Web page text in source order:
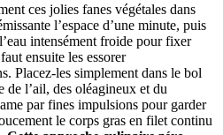
ces jolies fanes végétales dans
l’espace d’une minute, puis
intensément froide pour fixer
ensuite les essorer
Placez-les simplement dans le bol
l’ail, des oléagineux et du
par fines impulsions pour garder
le corps gras en filet continu